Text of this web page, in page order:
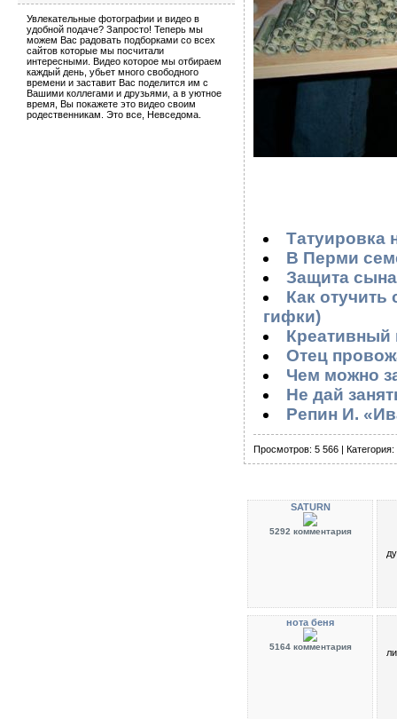
Увлекательные фотографии и видео в
удобной подаче? Запросто! Теперь мы
можем Вас радовать подборками со всех
сайтов которые мы посчитали
интересными. Видео которое мы отбираем
каждый день, убьет много свободного
времени и заставит Вас поделится им с
Вашими коллегами и друзьями, а в уютное
время, Вы покажете это видео своим
родественникам. Это все, Невседома.
Татуировка
В Перми
Защита сына
Как
гифки)
Креативный
Отец
Чем можно
Не дай
Репин И.
Просмотров: 5 566 | Категория:
SATURN
5292 комментария
нота беня
5164 комментария